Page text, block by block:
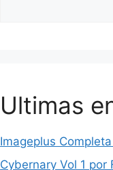
Ultimas
Imageplus
Cybernary Vol 1 por